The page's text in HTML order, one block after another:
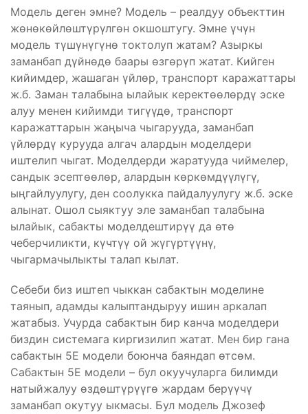
Модель деген эмне? Модель – реалдуу объекттин
жөнөкөйлөштүрүлгөн окшоштугу. Эмне үчүн
модель түшүнүгүнө токтолуп жатам? Азыркы
заманбап дүйнөдө баары өзгөрүп жатат. Кийген
кийимдер, жашаган үйлөр, транспорт каражаттары
ж.б. Заман талабына ылайык керектөөлөрдү эске
алуу менен кийимди тигүүдө, транспорт
каражаттарын жаңыча чыгарууда, заманбап
үйлөрдү курууда алгач алардын моделдери
иштелип чыгат. Моделдерди жаратууда чиймелер,
сандык эсептөөлөр, алардын көркөмдүүлүгү,
ыңгайлуулугу, ден соолукка пайдалуулугу ж.б. эске
алынат. Ошол сыяктуу эле заманбап талабына
ылайык, сабакты моделдештирүү да өтө
чеберчиликти, күчтүү ой жүгүртүүнү,
чыгармачылыкты талап кылат.
Себеби биз иштеп чыккан сабактын моделине
таянып, адамды калыптандыруу ишин аркалап
жатабыз. Учурда сабактын бир канча моделдери
биздин системага киргизилип жатат. Мен бир гана
сабактын 5Е модели боюнча баяндап өтсөм.
Сабактын 5E модели – бул окуучуларга билимди
натыйжалуу өздөштүрүүгө жардам берүүчү
заманбап окутуу ыкмасы. Бул модель Джозеф